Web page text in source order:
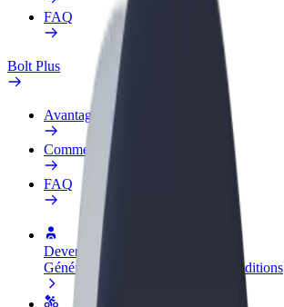
FAQ
Bolt Plus
Avantages
Comment s'inscrire
FAQ
Devenir partenaire chauffeur
Générez des revenus selon vos conditions